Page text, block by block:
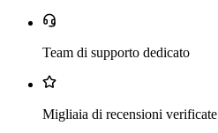
Team di supporto dedicato
Migliaia di recensioni verificate